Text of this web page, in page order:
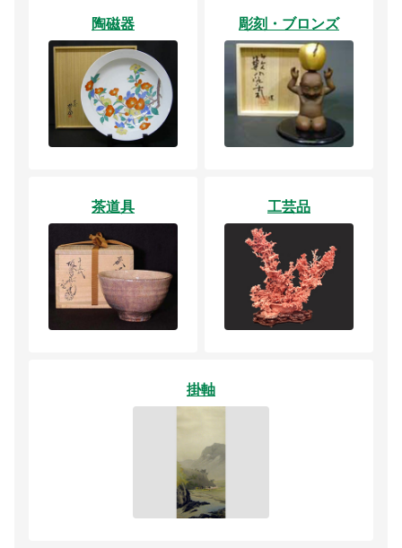
陶磁器 彫刻・ブロンズ
茶道具 工芸品
掛軸